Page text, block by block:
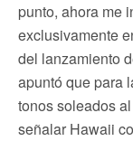
punto, ahora me
exclusivamente
del lanzamiento
apuntó que para
tonos soleados
señalar Hawaii